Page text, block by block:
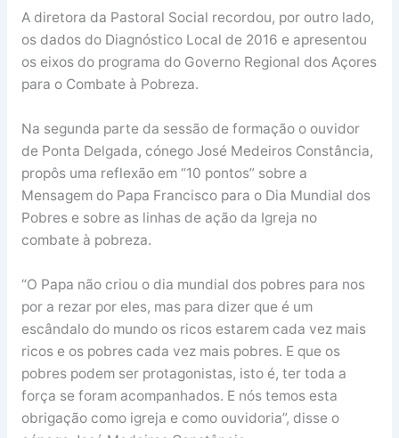
A diretora da Pastoral Social recordou, por outro lado,
os dados do Diagnóstico Local de 2016 e apresentou
os eixos do programa do Governo Regional dos Açores
para o Combate à Pobreza.
Na segunda parte da sessão de formação o ouvidor
de Ponta Delgada, cónego José Medeiros Constância,
propôs uma reflexão em “10 pontos” sobre a
Mensagem do Papa Francisco para o Dia Mundial dos
Pobres e sobre as linhas de ação da Igreja no
combate à pobreza.
“O Papa não criou o dia mundial dos pobres para nos
por a rezar por eles, mas para dizer que é um
escândalo do mundo os ricos estarem cada vez mais
ricos e os pobres cada vez mais pobres. E que os
pobres podem ser protagonistas, isto é, ter toda a
força se foram acompanhados. E nós temos esta
obrigação como igreja e como ouvidoria”, disse o